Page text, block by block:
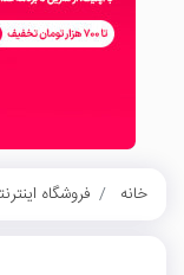
خانه فروشگاه